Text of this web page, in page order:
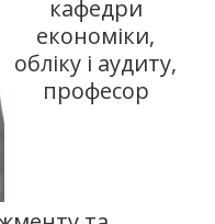
кафедри
економіки,
обліку і аудиту,
професор